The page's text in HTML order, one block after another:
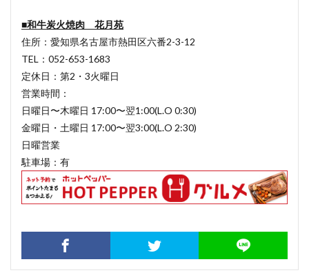
■和牛炭火焼肉 花月苑
住所：愛知県名古屋市熱田区六番2-3-12
TEL：052-653-1683
定休日：第2・3火曜日
営業時間：
日曜日〜木曜日 17:00〜翌1:00(L.O 0:30)
金曜日・土曜日 17:00〜翌3:00(L.O 2:30)
日曜営業
駐車場：有